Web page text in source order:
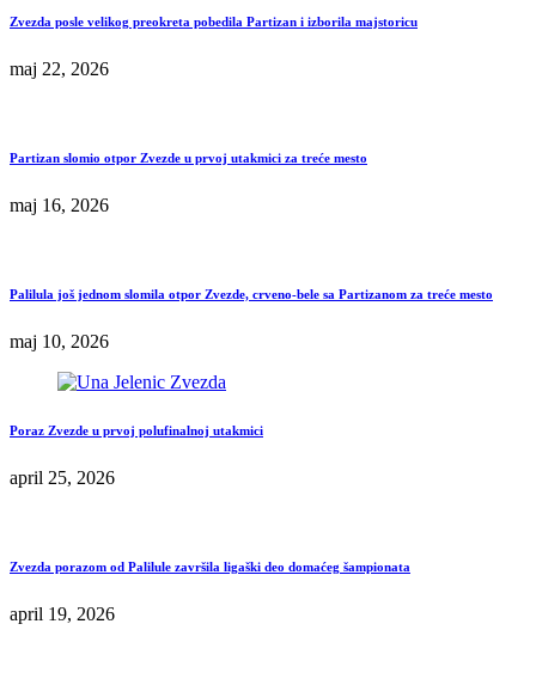
Zvezda posle velikog preokreta pobedila Partizan i izborila majstoricu
maj 22, 2026
Partizan slomio otpor Zvezde u prvoj utakmici za treće mesto
maj 16, 2026
Palilula još jednom slomila otpor Zvezde, crveno-bele sa Partizanom za treće mesto
maj 10, 2026
Poraz Zvezde u prvoj polufinalnoj utakmici
april 25, 2026
Zvezda porazom od Palilule završila ligaški deo domaćeg šampionata
april 19, 2026